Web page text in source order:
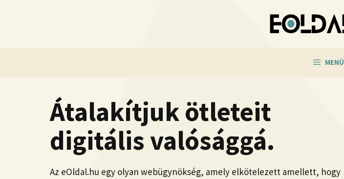
MENÜ
Átalakítjuk ötleteit
digitális valósággá.
Az eOldal.hu egy olyan webügynökség, amely elkötelezett amellett, hogy